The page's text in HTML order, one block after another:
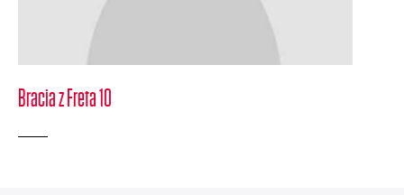
Bracia z Freta 10